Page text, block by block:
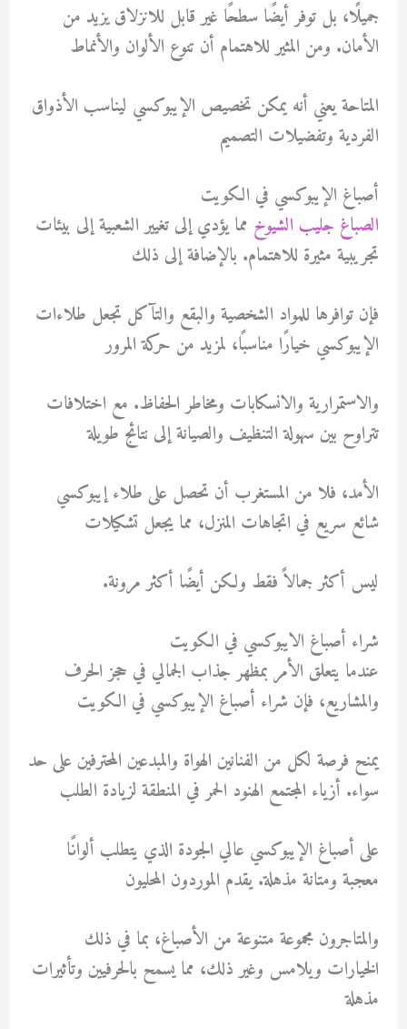
جميلًا، بل توفر أيضًا سطحًا غير قابل للانزلاق يزيد من
الأمان. ومن المثير للاهتمام أن تنوع الألوان والأنماط
المتاحة يعني أنه يمكن تخصيص الإيبوكسي ليناسب الأذواق
الفردية وتفضيلات التصميم
أصباغ الإيبوكسي في الكويت
الصباغ جليب الشيوخ مما يؤدي إلى تغيير الشعبية إلى بيئات
تجريبية مثيرة للاهتمام. بالإضافة إلى ذلك
فإن توافرها للمواد الشخصية والبقع والتآكل تجعل طلاءات
الإيبوكسي خيارًا مناسبًا، لمزيد من حركة المرور
والاستمرارية والانسكابات ومخاطر الحفاظ. مع اختلافات
تتراوح بين سهولة التنظيف والصيانة إلى نتائج طويلة
الأمد، فلا من المستغرب أن تحصل على طلاء إيبوكسي
شائع سريع في اتجاهات المنزل، مما يجعل تشكيلات
ليس أكثر جمالاً فقط ولكن أيضًا أكثر مرونة.
شراء أصباغ الايبوكسي في الكويت
عندما يتعلق الأمر بمظهر جذاب الجمالي في حجز الحرف
والمشاريع، فإن شراء أصباغ الإيبوكسي في الكويت
يمنح فرصة لكل من الفنانين الهواة والمبدعين المحترفين على حد
سواء. أزياء المجتمع الهنود الحمر في المنطقة لزيادة الطلب
على أصباغ الإيبوكسي عالي الجودة الذي يتطلب ألوانًا
معجبة ومتانة مذهلة. يقدم الموردون المحليون
والمتاجرون مجموعة متنوعة من الأصباغ، بما في ذلك
الخيارات ويلامس وغير ذلك، مما يسمح بالحرفيين وتأثيرات
مذهلة